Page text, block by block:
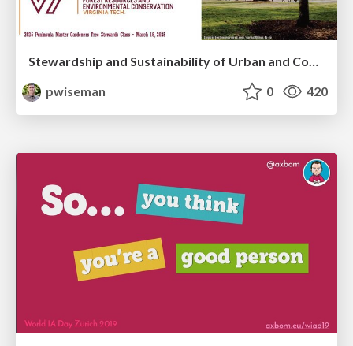
Stewardship and Sustainability of Urban and Community Forests
pwiseman
0 420